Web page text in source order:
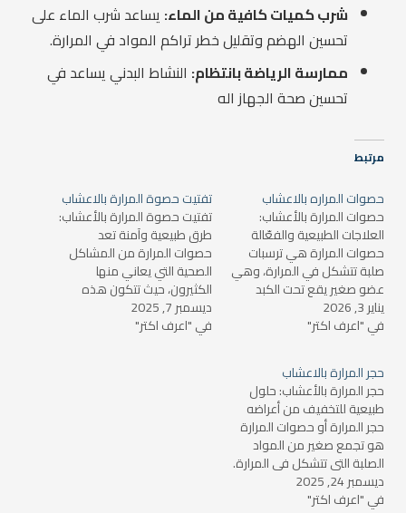
شرب كميات كافية من الماء: يساعد شرب الماء على
تحسين الهضم وتقليل خطر تراكم المواد في المرارة.
ممارسة الرياضة بانتظام: النشاط البدني يساعد في
تحسين صحة الجهاز اله
مرتبط
حصوات المراره بالاعشاب
حصوات المرارة بالأعشاب:
العلاجات الطبيعية والفعّالة
حصوات المرارة هي ترسبات
صلبة تتشكل في المرارة، وهي
عضو صغير يقع تحت الكبد
ويخزن الصفراء التي تفرزها
الكبد للمساعدة في هضم
من المشاكل الصحية الشائعة
التي يعاني منها العديد من
الأشخاص، وتسبب ألمًا شديدًا
وتورمًا في المنطقة العليا
من…
يناير 3, 2026
في "اعرف اكتر"
تفتيت حصوة المرارة بالاعشاب
تفتيت حصوة المرارة بالأعشاب:
طرق طبيعية وآمنة تعد
حصوات المرارة من المشاكل
الصحية التي يعاني منها
الكثيرون، حيث تتكون هذه
الحصوات في المرارة بسبب
تجمعات من الكوليسترول أو
ديسمبر 7, 2025
في "اعرف اكتر"
حجر المرارة بالاعشاب
حجر المرارة بالأعشاب: حلول
طبيعية للتخفيف من أعراضه
حجر المرارة أو حصوات المرارة
هو تجمع صغير من المواد
الصلبة التي تتشكل في المرارة.
قد تكون هذه الحصوات
مؤلمة وتسبب العديد من
ديسمبر 24, 2025
في "اعرف اكتر"